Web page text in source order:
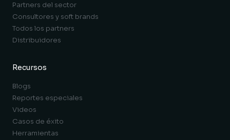
Partners del sector
Consultores y soft brands
Todos los partners
Distribuidores
Recursos
Blogs
Reportes especiales
Videos
Casos de éxito
Herramientas